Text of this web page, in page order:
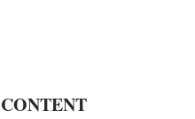
CONTENT